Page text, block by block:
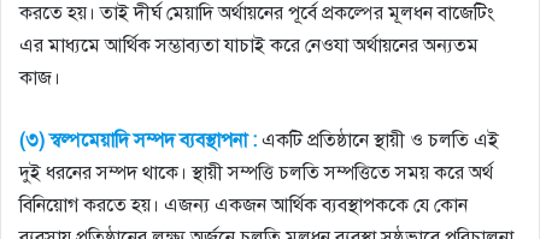
করতে হয়। তাই দীর্ঘ মেয়াদি অর্থায়নের পূর্বে প্রকল্পের মূলধন বাজেটিং
এর মাধ্যমে আর্থিক সম্ভাব্যতা যাচাই করে নেওযা অর্থায়নের অন্যতম
কাজ।
(৩) স্বল্পমেয়াদি সম্পদ ব্যবস্থাপনা : একটি প্রতিষ্ঠানে স্থায়ী ও চলতি এই
দুই ধরনের সম্পদ থাকে। স্থায়ী সম্পত্তি চলতি সম্পত্তিতে সময় করে অর্থ
বিনিয়ােগ করতে হয়। এজন্য একজন আর্থিক ব্যবস্থাপককে যে কোন